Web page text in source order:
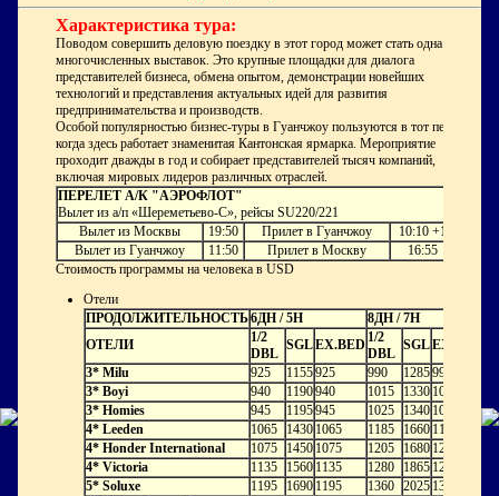
Характеристика тура:
Поводом совершить деловую поездку в этот город может стать одна из
многочисленных выставок. Это крупные площадки для диалога
представителей бизнеса, обмена опытом, демонстрации новейших
технологий и представления актуальных идей для развития
предпринимательства и производств.
Особой популярностью бизнес-туры в Гуанчжоу пользуются в тот период,
когда здесь работает знаменитая Кантонская ярмарка. Мероприятие
проходит дважды в год и собирает представителей тысяч компаний,
включая мировых лидеров различных отраслей.
ПЕРЕЛЕТ А/К "АЭРОФЛОТ"
Вылет из а/п «Шереметьево-C», рейсы SU220/221
Вылет из Москвы
19:50 Прилет в Гуанчжоу
10:10 +1
Вылет из Гуанчжоу
11:50 Прилет в Москву
16:55
Стоимость программы на человека в USD
Отели
ПРОДОЛЖИТЕЛЬНОСТЬ6ДН / 5Н
8ДН / 7Н
ОТЕЛИ
1/2
DBL
SGLEX.BED 1/2
DBL
SGLEX.BED
3* Milu
925 1155925 990 1285990
3* Boyi
940 1190940 1015 1330 1015
3* Homies
945 1195945 1025 1340 1025
4* Leeden
1065 1430 1065 1185 1660 1185
4* Honder International
1075 1450 1075 1205 1680 1205
4* Victoria
1135 1560 1135 1280 1865 1280
5* Soluxe
1195 1690 1195 1360 2025 1360